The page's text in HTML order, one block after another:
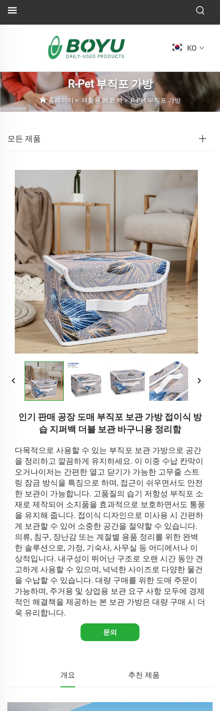
KO
R-Pet 부직포 가방
홈페이지 > 재활용 에코 백>R-Pet 부직포 가방
모든 제품
인기 판매 공장 도매 부직포 보관 가방 접이식 방
습 지퍼백 더블 보관 바구니용 정리함
다목적으로 사용할 수 있는 부직포 보관 가방으로 공간
을 정리하고 깔끔하게 유지하세요. 이 이중 수납 칸막이
오거나이저는 간편한 열고 닫기가 가능한 고무줄 스트
링 잠금 방식을 특징으로 하며, 접근이 쉬우면서도 안전
한 보관이 가능합니다. 고품질의 습기 저항성 부직포 소
재로 제작되어 소지품을 효과적으로 보호하면서도 통풍
을 유지해 줍니다. 접이식 디자인으로 미사용 시 간편하
게 보관할 수 있어 소중한 공간을 절약할 수 있습니다.
의류, 침구, 장난감 또는 계절별 용품 정리를 위한 완벽
한 솔루션으로, 가정, 기숙사, 사무실 등 어디에서나 이
상적입니다. 내구성이 뛰어난 구조로 오랜 시간 동안 견
고하게 사용할 수 있으며, 넉넉한 사이즈로 다양한 물건
을 수납할 수 있습니다. 대량 구매를 위한 도매 주문이
가능하며, 주거용 및 상업용 보관 요구 사항 모두에 경제
적인 해결책을 제공하는 본 보관 가방은 대량 구매 시 더
욱 유리합니다.
문의
개요 추천 제품